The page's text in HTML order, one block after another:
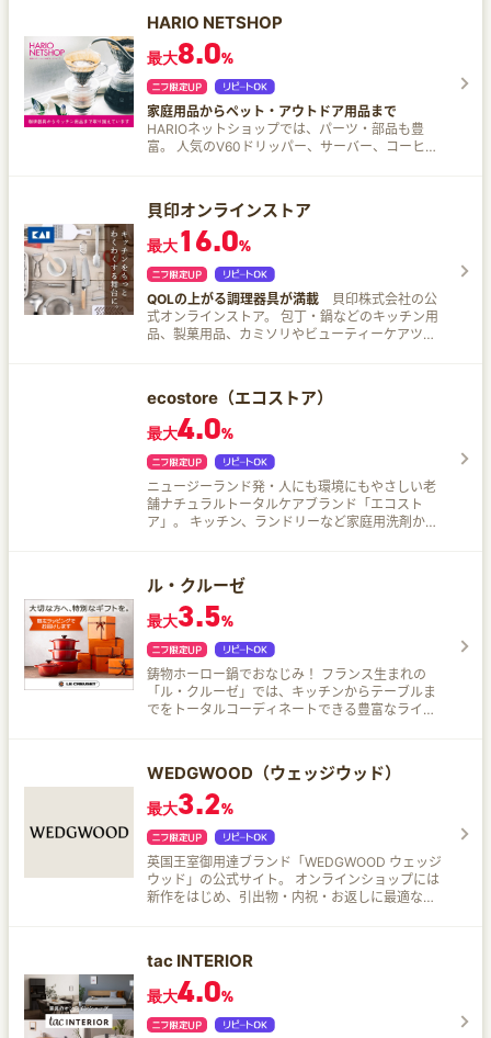
ーリング」、ギフトに嬉しい「箱入りタオルセッ
ト」「箱入り寝具セット」「ベビー寝具」など、
幅広い商品を取り揃えています。
HARIO NETSHOP
最大8.0%
家庭用品からペット・アウトドア用品まで
HARIOネットショップでは、パーツ・部品も豊
富。 人気のV60ドリッパー、サーバー、コーヒー
便利なフィルターインボトルなどご紹介。
AYAORI急須、ガラスのアクセサリーなどの通販限
定商品も豊富に品揃え。
貝印オンラインストア
最大16.0%
QOLの上がる調理器具が満載 貝印株式会社の公
式オンラインストア。 包丁・鍋などのキッチン用
品、製菓用品、カミソリやビューティーケアツー
ecostore（エコストア）
最大4.0%
ニュージーランド発・人にも環境にもやさしい老
舗ナチュラルトータルケアブランド「エコスト
ア」。 キッチン、ランドリーなど家庭用洗剤から
ル・クルーゼ
最大3.5%
鋳物ホーロー鍋でおなじみ！ フランス生まれの
「ル・クルーゼ」では、キッチンからテーブルま
でをトータルコーディネートできる豊富なライン
WEDGWOOD（ウェッジウッド）
最大3.2%
英国王室御用達ブランド「WEDGWOOD ウェッジ
ウッド」の公式サイト。 オンラインショップには
新作をはじめ、引出物・内祝・お返しに最適なギ
tac INTERIOR
最大4.0%